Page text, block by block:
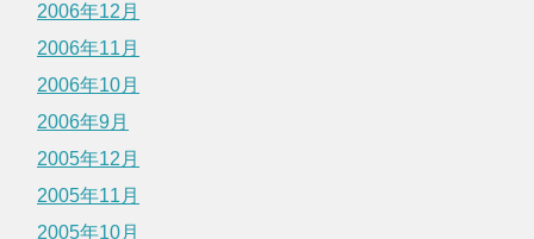
2006年12月
2006年11月
2006年10月
2006年9月
2005年12月
2005年11月
2005年10月